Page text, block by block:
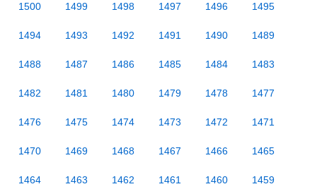
1500 1499 1498 1497 1496 1495
1494 1493 1492 1491 1490 1489
1488 1487 1486 1485 1484 1483
1482 1481 1480 1479 1478 1477
1476 1475 1474 1473 1472 1471
1470 1469 1468 1467 1466 1465
1464 1463 1462 1461 1460 1459